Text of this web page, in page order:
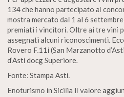
134 che hanno partecipato al
mostra mercato dal 1 al 6
premiati i vincitori. Oltre ai tre vini
assegnati alcuni riconoscimenti.
Rovero F.11i (San Marzanotto
d’Asti docg Superiore.
Fonte: Stampa Asti.
Enoturismo in Sicilia Il valore